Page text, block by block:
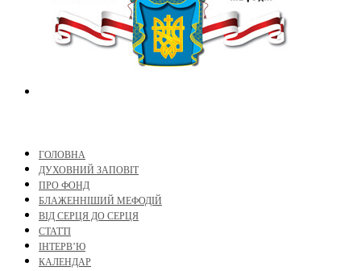
ГОЛОВНА
ДУХОВНИЙ ЗАПОВІТ
ПРО ФОНД
БЛАЖЕННІШИЙ МЕФОДІЙ
ВІД СЕРЦЯ ДО СЕРЦЯ
СТАТТІ
ІНТЕРВ’Ю
КАЛЕНДАР